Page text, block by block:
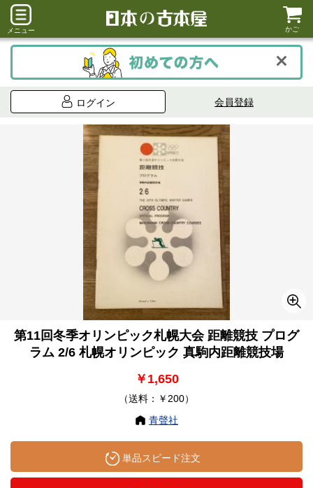
メニュー かご
ログイン 会員登録
第11回冬季オリンピック札幌大会 距離競技 プログ
ラム 2/6 札幌オリンピック 真駒内距離競技場
￥1,650
（送料：￥200）
青聲社
単品スピード注文